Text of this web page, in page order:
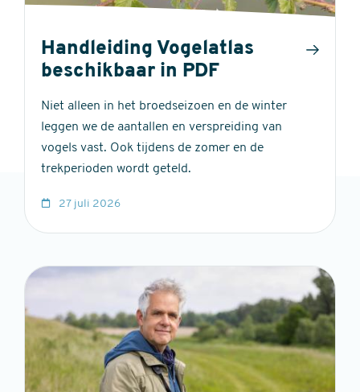
Handleiding Vogelatlas
beschikbaar in PDF
Niet alleen in het broedseizoen en de winter
leggen we de aantallen en verspreiding van
vogels vast. Ook tijdens de zomer en de
trekperioden wordt geteld.
27 juli 2026